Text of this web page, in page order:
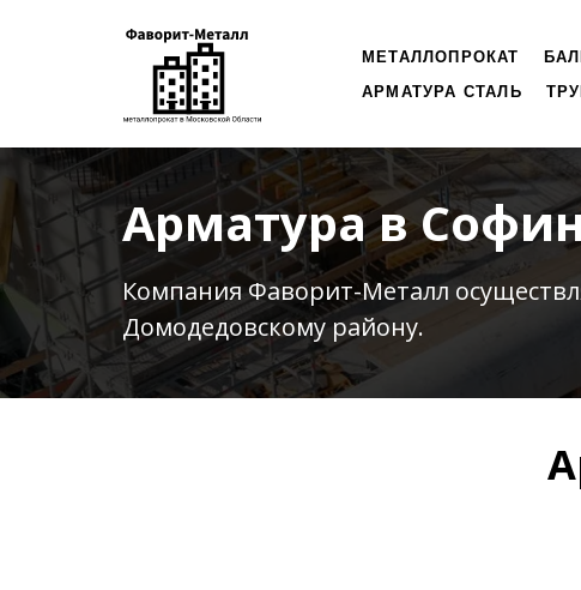
МЕТАЛЛОПРОКАТ
АРМАТУРА СТАЛЬ
Арматура в
Компания Фаворит-Металл
Домодедовскому району.